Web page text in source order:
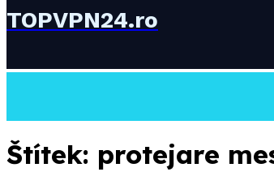
TOPVPN24.ro
Štítek: protejare